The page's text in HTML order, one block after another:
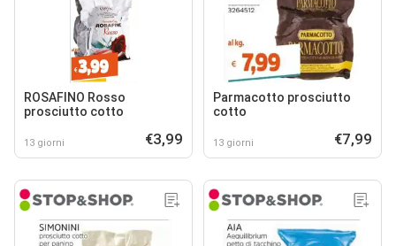
ROSAFINO Rosso
prosciutto cotto
13 giorni €3,99
Parmacotto prosciutto
cotto
13 giorni €7,99